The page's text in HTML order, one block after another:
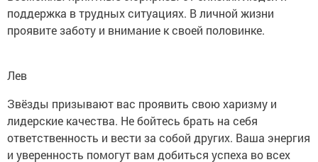
поддержка в трудных ситуациях. В личной жизни
проявите заботу и внимание к своей половинке.
Лев
Звёзды призывают вас проявить свою харизму и
лидерские качества. Не бойтесь брать на себя
ответственность и вести за собой других. Ваша энергия
и уверенность помогут вам добиться успеха во всех